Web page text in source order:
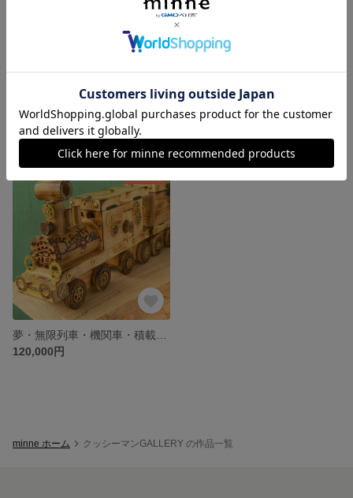
お祝いの色紙Aタイプ
1,200円
お祝いの色紙Bタイプ
1,200円
120,000円
minne ホーム クッシーマンGALLERY の作品一覧